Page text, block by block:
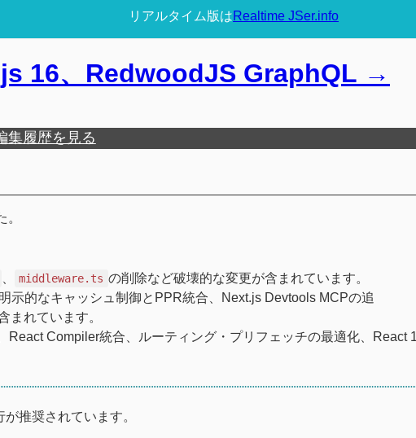
リアルタイム版はRealtime JSer.info
16、RedwoodJS GraphQL →
集履歴を見る
middleware.ts の削除など破壊的な変更が含まれています。
示的なキャッシュ制御とPPR統合、Next.js Devtools MCPの追
まれています。
React Compiler統合、ルーティング・プリフェッチの最適化、React
推奨されています。